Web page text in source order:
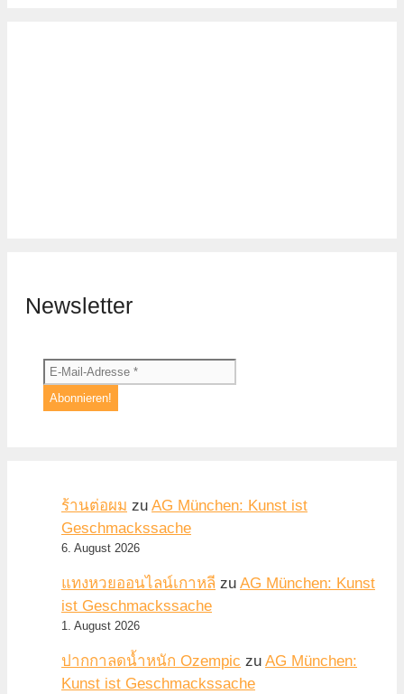
Newsletter
ร้านต่อผม zu AG München: Kunst ist
Geschmackssache
6. August 2026
แทงหวยออนไลน์เกาหลี zu AG München: Kunst
ist Geschmackssache
1. August 2026
ปากกาลดน้ำหนัก Ozempic zu AG München:
Kunst ist Geschmackssache